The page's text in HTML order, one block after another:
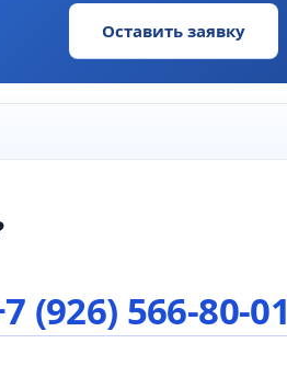
Оставить заявку
(926) 566-80-01